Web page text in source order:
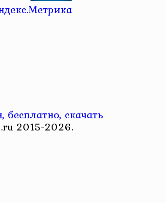
скачать
2015-2026.